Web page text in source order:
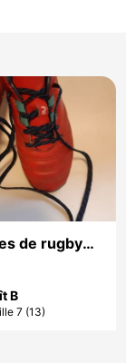
de rugby
B
7 (13)